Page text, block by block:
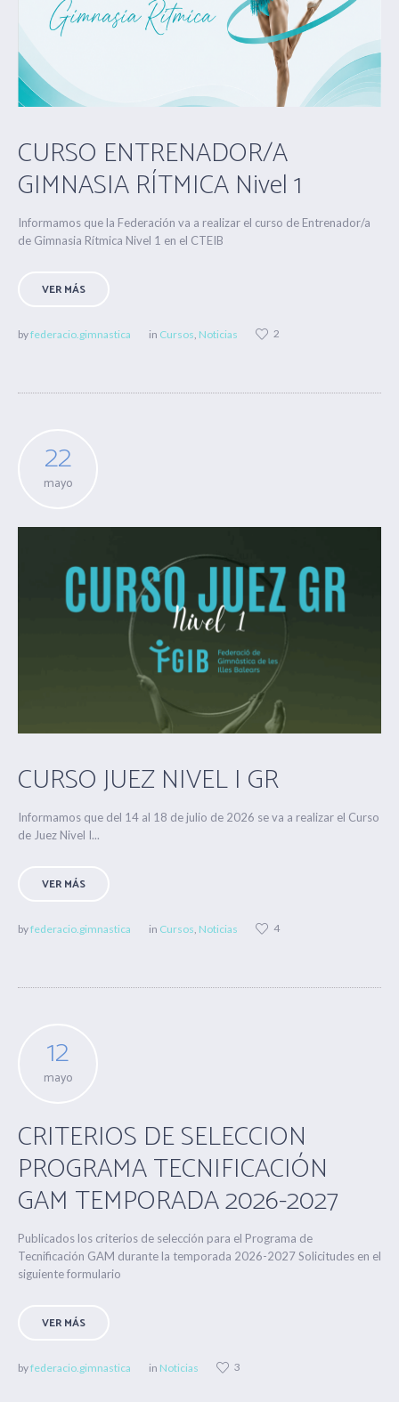
CURSO ENTRENADOR/A
GIMNASIA RÍTMICA Nivel 1
Informamos que la Federación va a realizar el curso de Entrenador/a
de Gimnasia Rítmica Nivel 1 en el CTEIB
VER MÁS
byfederacio.gimnastica in Cursos Noticias 2
22
mayo
CURSO JUEZ NIVEL I GR
Informamos que del 14 al 18 de julio de 2026 se va a realizar el Curso
de Juez Nivel I...
VER MÁS
byfederacio.gimnastica in Cursos Noticias 4
12
mayo
CRITERIOS DE SELECCION
PROGRAMA TECNIFICACIÓN
GAM TEMPORADA 2026-2027
Publicados los criterios de selección para el Programa de
Tecnificación GAM durante la temporada 2026-2027 Solicitudes en el
siguiente formulario
VER MÁS
byfederacio.gimnastica in Noticias 3